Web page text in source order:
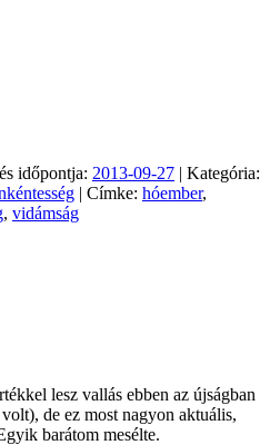
időpontja: 2013-09-27 | Kategória:
| Címke: hóember,
, vidámság
lesz vallás ebben az újságban
de ez most nagyon aktuális,
barátom mesélte.